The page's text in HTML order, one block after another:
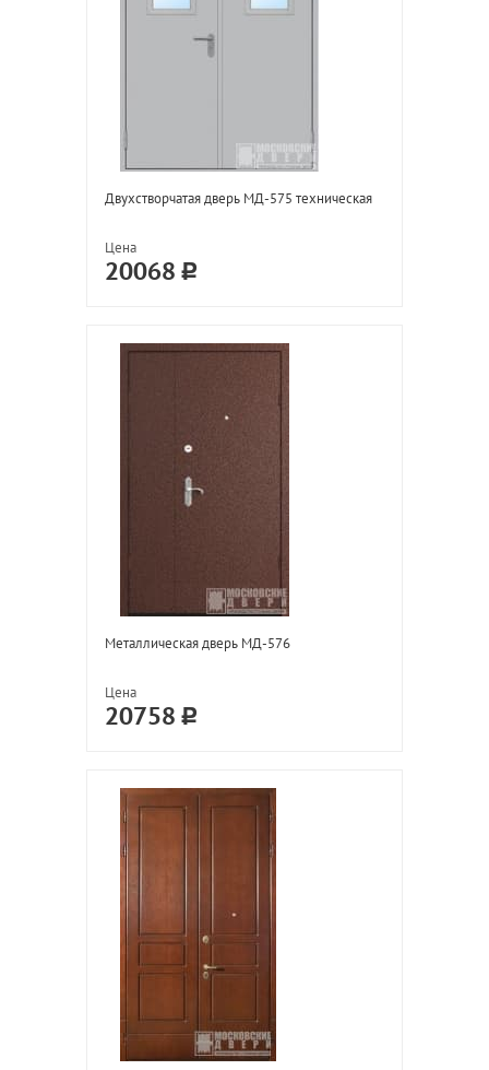
Двухстворчатая дверь МД-575 техническая
Цена
20068
Металлическая дверь МД-576
Цена
20758